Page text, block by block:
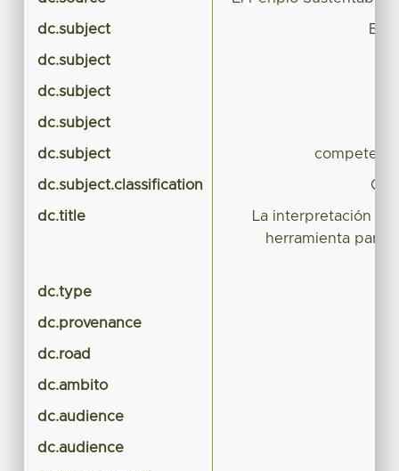
dc.subject
dc.subject
dc.subject
dc.subject
dc.subject
dc.subject.classification
dc.title
La interpretación
herramienta para
dc.type
dc.provenance
dc.road
dc.ambito
dc.audience
dc.audience